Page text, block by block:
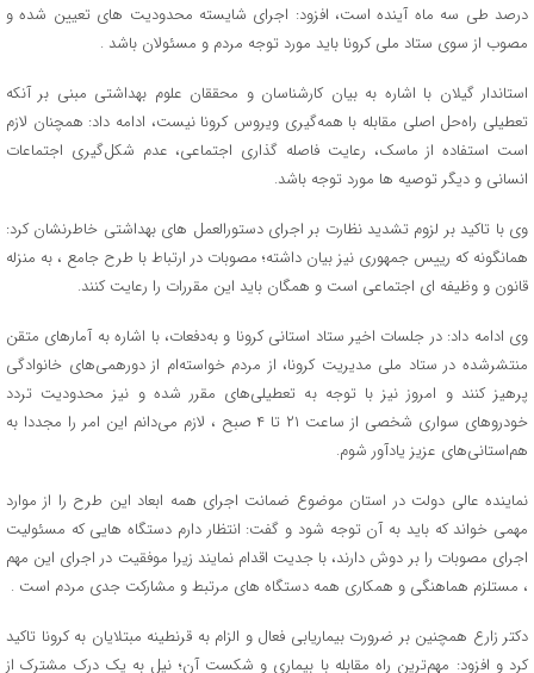
درصد طی سه ماه آینده است، افزود: اجرای شایسته محدودیت های تعیین شده و
مصوب از سوی ستاد ملی کرونا باید مورد توجه مردم و مسئولان باشد .
استاندار گیلان با اشاره به بیان کارشناسان و محققان علوم بهداشتی مبنی بر آنکه
تعطیلی راه‌حل اصلی مقابله با همه‌گیری ویروس کرونا نیست، ادامه داد: همچنان لازم
است استفاده از ماسک، رعایت فاصله گذاری اجتماعی، عدم شکل‌گیری اجتماعات
انسانی و دیگر توصیه ها مورد توجه باشد.
وی با تاکید بر لزوم تشدید نظارت بر اجرای دستورالعمل های بهداشتی خاطرنشان کرد:
همانگونه که رییس جمهوری نیز بیان داشته؛ مصوبات در ارتباط با طرح جامع ، به منزله
قانون و وظیفه ای اجتماعی است و همگان باید این مقررات را رعایت کنند.
وی ادامه داد: در جلسات اخیر ستاد استانی کرونا و به‌دفعات، با اشاره به آمارهای متقن
منتشرشده در ستاد ملی مدیریت کرونا، از مردم خواسته‌ام از دورهمی‌های خانوادگی
پرهیز کنند و امروز نیز با توجه به تعطیلی‌های مقرر شده و نیز محدودیت تردد
خودروهای سواری شخصی از ساعت ۲۱ تا ۴ صبح ، لازم می‌دانم این امر را مجددا به
هم‌استانی‌های عزیز یادآور شوم.
نماینده عالی دولت در استان موضوع ضمانت اجرای همه ابعاد این طرح را از موارد
مهمی خواند که باید به آن توجه شود و گفت: انتظار دارم دستگاه هایی که مسئولیت
اجرای مصوبات را بر دوش دارند، با جدیت اقدام نمایند زیرا موفقیت در اجرای این مهم
، مستلزم هماهنگی و همکاری همه دستگاه های مرتبط و مشارکت جدی مردم است .
دکتر زارع همچنین بر ضرورت بیماریابی فعال و الزام به قرنطینه مبتلایان به کرونا تاکید
کرد و افزود: مهم‌ترین راه مقابله با بیماری و شکست آن؛ نیل به یک درک مشترک از